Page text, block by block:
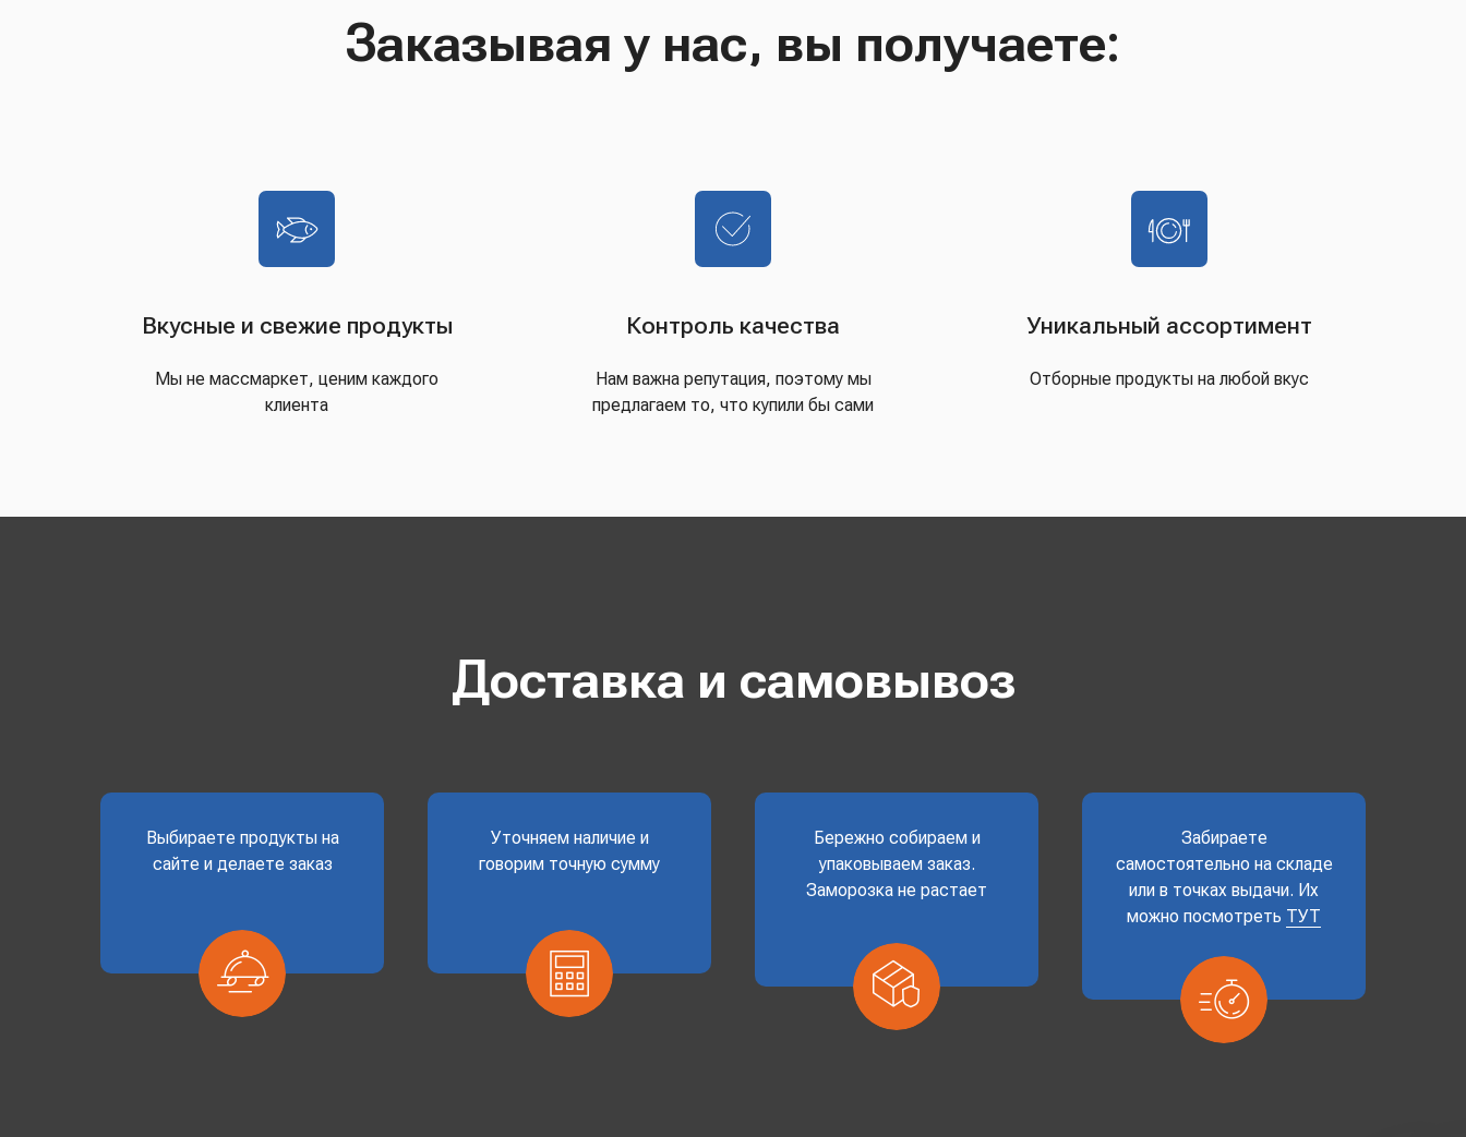
Заказывая у нас, вы получаете:
Вкусные и свежие продукты
Мы не массмаркет, ценим каждого
клиента
Контроль качества
Нам важна репутация, поэтому мы
предлагаем то, что купили бы сами
Уникальный ассортимент
Отборные продукты на любой вкус
Доставка и самовывоз
Выбираете продукты на
сайте и делаете заказ
Уточняем наличие и
говорим точную сумму
Бережно собираем и
упаковываем заказ.
Заморозка не растает
Забираете
самостоятельно на складе
или в точках выдачи. Их
можно посмотреть ТУТ